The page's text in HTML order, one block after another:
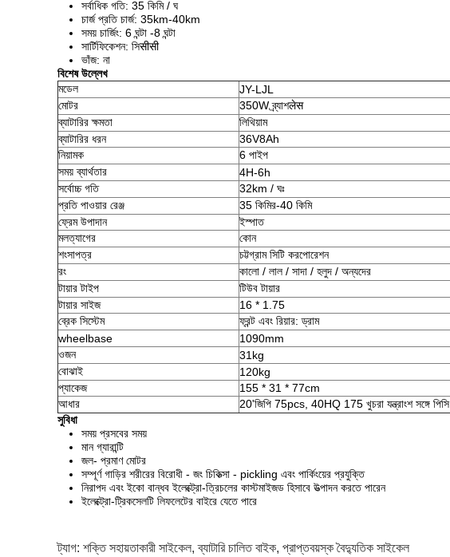
সর্বাধিক গতি: 35 কিমি / ঘ
চার্জ প্রতি চার্জ: 35km-40km
সময় চার্জিং: 6 ঘন্টা -8 ঘন্টা
সার্টিফিকেশন: সিसीसी
ভাঁজ: না
বিশেষ উল্লেখ
মডেল
JY-LJL
মোটর
350W ব্র্যাশलेस
ব্যাটারির ক্ষমতা
লিথিয়াম
ব্যাটারির ধরন
36V8Ah
নিয়ামক
6 পাইপ
সময় ব্যার্থতার
4H-6h
সর্বোচ্চ গতি
32km / ঘঃ
প্রতি পাওয়ার রেঞ্জ
35 কিমির-40 কিমি
ফ্রেম উপাদান
ইস্পাত
মলত্যাগের
কোন
শংসাপত্র
চট্টগ্রাম সিটি করপোরেশন
রং
কালো / লাল / সাদা / হলুদ / অন্যদের
টায়ার টাইপ
টিউব টায়ার
টায়ার সাইজ
16 * 1.75
ব্রেক সিস্টেম
ফ্রন্ট এবং রিয়ার: ড্রাম
wheelbase
1090mm
ওজন
31kg
বোঝাই
120kg
প্যাকেজ
155 * 31 * 77cm
আধার
20'জিপি 75pcs, 40HQ 175 খুচরা যন্ত্রাংশ সঙ্গে পিসি
সুবিধা
সময় প্রসবের সময়
মান গ্যারান্টি
জল- প্রমাণ মোটর
সম্পূর্ণ গাড়ির শরীরের বিরোধী - জং চিকিত্সা - pickling এবং পার্কিংয়ের প্রযুক্তি
নিরাপদ এবং ইকো বান্ধব ইলেক্ট্রো-ত্রিচলের কাস্টমাইজড হিসাবে উত্পাদন করতে পারেন
ইলেক্ট্রো-ট্রিকসেলটি লিফলেটের বাইরে যেতে পারে
ট্যাগ: শক্তি সহায়তাকারী সাইকেল, ব্যাটারি চালিত বাইক, প্রাপ্তবয়স্ক বৈদ্যুতিক সাইকেল